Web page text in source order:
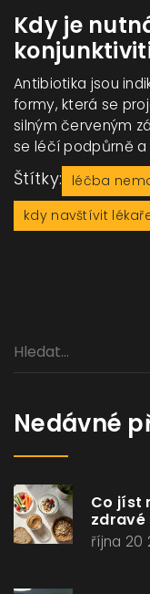
Kdy je
Antibiotika jsou
formy, která se
silným červeným
se léčí podpůrně a
Štítky: léčba
kdy navštívit
Nedávné
Co jíst
zdravé
října 20